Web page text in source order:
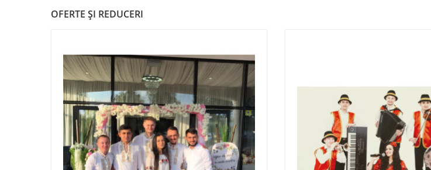
OFERTE ŞI REDUCERI